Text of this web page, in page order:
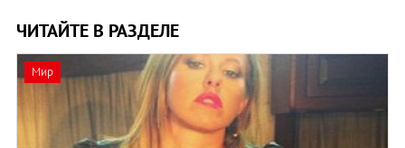
ЧИТАЙТЕ В РАЗДЕЛЕ
Мир